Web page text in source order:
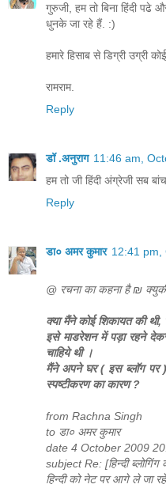
गुरुजी, हम तो बिना हिंदी पढे
धुनके जा रहे हैं. :)
हमारे हिसाब से डिग्री उग्री
रामराम.
Reply
डॉ .अनुराग 11:46 am,
हम तो जी हिंदी अंग्रेजी सब
Reply
डा० अमर कुमार 12:41 pm,
@ रचना का कहना है ₪
क्या मैंने कोई शिकायत की थी,
इसे माडरेशन में पड़ा रहने
चाहिये थी ।
मैंने अपने घर ( इस ब्लॉग पर
स्पष्टीकरण का कारण ?
from Rachna Singh
to डा० अमर कुमार
date 4 October 2009
subject Re: [हिन्दी
हिन्दी को नेट पर आगे ले जा रहे